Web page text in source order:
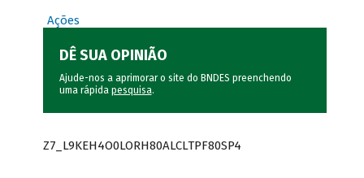
Ações
DÊ SUA OPINIÃO
Ajude-nos a aprimorar o site do BNDES preenchendo
uma rápida pesquisa.
Z7_L9KEH4O0LORH80ALCLTPF80SP4